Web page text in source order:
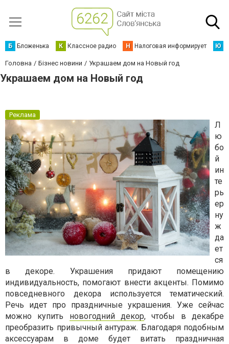
Б Бложенька К Классное радио Н Налоговая информирует Ю
Головна Бізнес новини Украшаем дом на Новый год
Украшаем дом на Новый год
Реклама
Л
ю
бо
й
ин
те
рь
ер
ну
ж
да
ет
ся
в декоре. Украшения придают помещению
индивидуальность, помогают внести акценты. Помимо
повседневного декора используется тематический.
Речь идет про праздничные украшения. Уже сейчас
можно купить новогодний декор, чтобы в декабре
преобразить привычный антураж. Благодаря подобным
аксессуарам в доме будет витать праздничная